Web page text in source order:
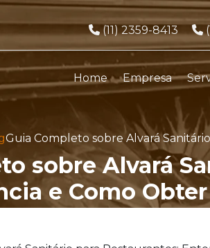
Telefone:
(11) 2359-8413
Home Empresa
Guia Completo sobre Alvará
sobre Alvará
e Como Obter